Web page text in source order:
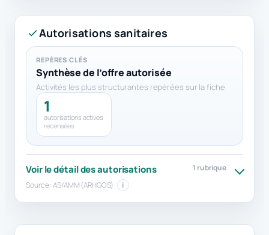
Autorisations sanitaires
REPÈRES CLÉS
Synthèse de l’offre autorisée
Activités les plus structurantes repérées sur la fiche
1
autorisations actives
recensées
Voir le détail des autorisations
1 rubrique
Source : AS/AMM (ARHGOS)
i